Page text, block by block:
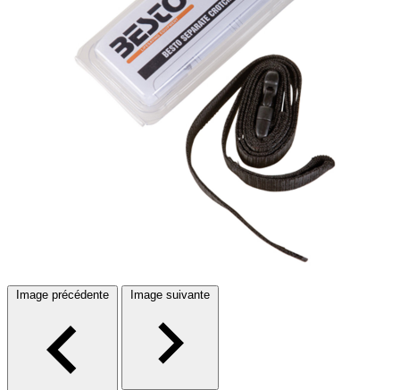
Image précédente Image suivante